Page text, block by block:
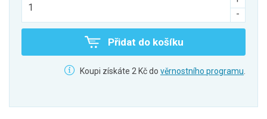
Přidat do košíku
Koupi získáte 2 Kč do věrnostního programu.